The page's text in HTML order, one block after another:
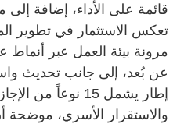
قائمة على الأداء، إضافة
تعكس الاستثمار في تطوير
مرونة بيئة العمل عبر
عن بُعد، إلى جانب تحديث
إطار يشمل 15 نوعاً
والاستقرار الأسري، موضحة